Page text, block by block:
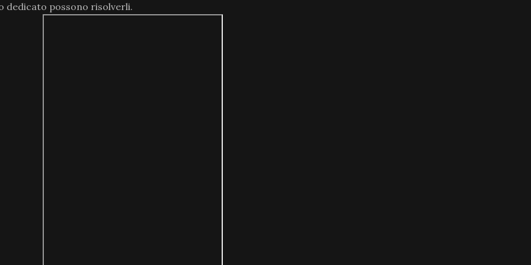
dedicato possono risolverli.